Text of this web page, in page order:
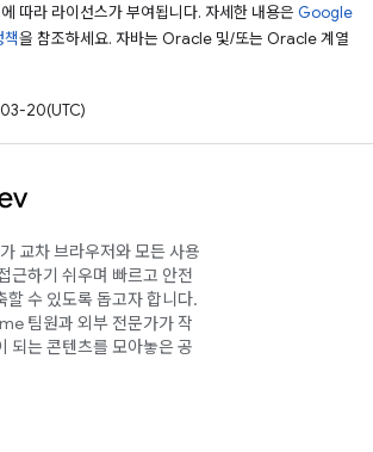
에 따라 라이선스가 부여됩니다. 자세한 내용은 Google
을 참조하세요. 자바는 Oracle 및/또는 Oracle 계열
20(UTC)
교차 브라우저와 모든 사용
근하기 쉬우며 빠르고 안전
할 수 있도록 돕고자 합니다.
팀원과 외부 전문가가 작
되는 콘텐츠를 모아놓은 공